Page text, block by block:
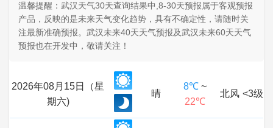
温馨提醒：武汉天气30天查询结果中,8-30天预报属于客观预报
产品，反映的是未来天气变化趋势，具有不确定性，请随时关
注最新准确预报。武汉未来40天天气预报及武汉未来60天天气
预报也在开发中，敬请关注！
2026年08月15日（星
期六)
晴
8℃ ~
22℃
北风 <3级